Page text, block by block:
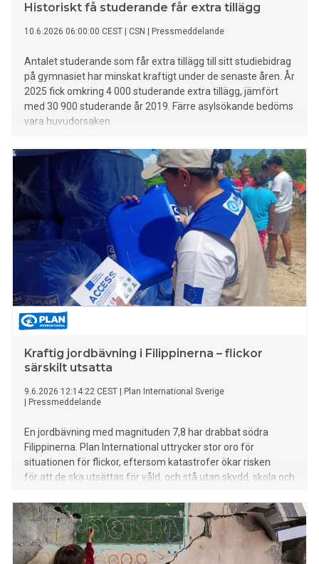
Historiskt få studerande får extra tillägg
10.6.2026 06:00:00 CEST CSN Pressmeddelande
Antalet studerande som får extra tillägg till sitt studiebidrag
på gymnasiet har minskat kraftigt under de senaste åren. År
2025 fick omkring 4 000 studerande extra tillägg, jämfört
med 30 900 studerande år 2019. Färre asylsökande bedöms
vara huvudorsaken.
Kraftig jordbävning i Filippinerna – flickor
särskilt utsatta
9.6.2026 12:14:22 CEST
Plan International Sverige
Pressmeddelande
En jordbävning med magnituden 7,8 har drabbat södra
Filippinerna. Plan International uttrycker stor oro för
situationen för flickor, eftersom katastrofer ökar risken
för att de ska utsättas för våld, och stå utan skydd, skola och